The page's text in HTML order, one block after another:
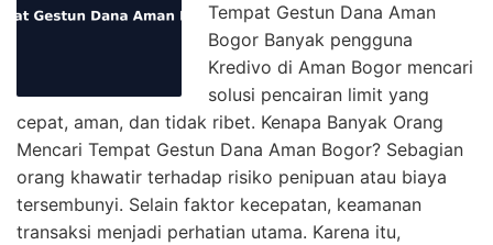
Tempat Gestun Dana Aman
Bogor Banyak pengguna
Kredivo di Aman Bogor mencari
solusi pencairan limit yang
cepat, aman, dan tidak ribet. Kenapa Banyak Orang
Mencari Tempat Gestun Dana Aman Bogor? Sebagian
orang khawatir terhadap risiko penipuan atau biaya
tersembunyi. Selain faktor kecepatan, keamanan
transaksi menjadi perhatian utama. Karena itu,